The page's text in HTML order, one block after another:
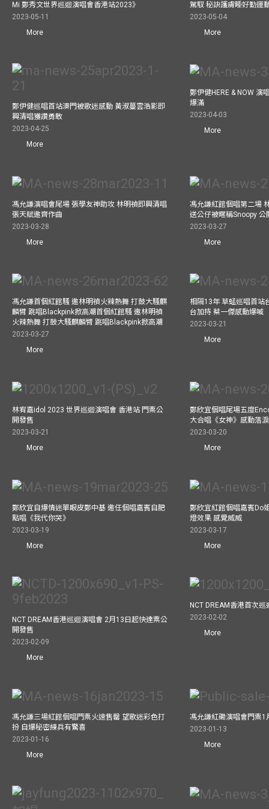
Mi 鄭秀文世界巡迴演唱會香港站2023》
2023-05-11
More
駕馭 秘訣護膚睡好勤運
2023-05-04
More
鄭伊健巡唱首站澳門被歌迷感動 黃淑蔓雲浩影即
興清唱獲讚勇敢
2023-04-25
More
鄭伊健HERE & NOW 演
爆滿
2023-04-03
More
馮允謙演唱會尾場 張學友神助攻 林明禎即興清唱
張天賦邀齊作曲
2023-03-28
More
馮允謙紅館個唱第二場
送公仔被暱稱Snoopy 公
2023-03-27
More
馮允謙首個紅館騷 邀林明禎火辣熱舞 打鼓大騷麒
麟臂 跳唱Blackpink掀高潮首個紅館騷 邀林明禎
火辣熱舞 打鼓大騷麒麟臂 跳唱Blackpink掀高潮
2023-03-27
More
相隔13年 草蜢巡唱首站
台加持 蔡一傑感動爆喊
2023-03-21
More
林宥嘉idol 2023 世界巡迴演唱會 香港站 門票公
開發售
2023-03-21
More
鄭欣宜個唱尾場五度
大合唱《女神》感動落淚
2023-03-20
More
鄭欣宜自爆情迷單眼皮鄭中基 邀任個唱嘉賓自肥
點唱《我代你哭》
2023-03-19
More
鄭欣宜紅館個唱嘉賓Do
燈效果 感覺威威
2023-03-17
More
NCT DREAM香港巡迴演唱會 2月13日起快達票公
開發售
2023-02-09
More
NCT DREAM香港首次
2023-02-02
More
馮允謙三場紅館個唱門票火速售罄 望歌迷彩色打
扮 自爆秘密練兵有驚喜
2023-01-16
More
馮允謙紅磡演唱會門票1
2023-01-13
More